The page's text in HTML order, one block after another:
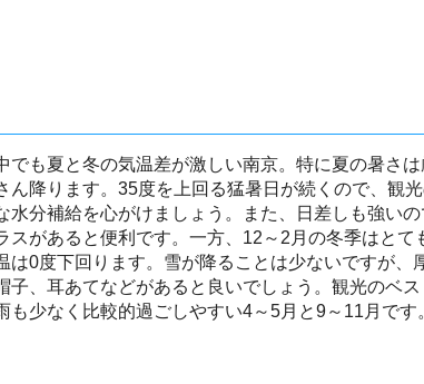
でも夏と冬の気温差が激しい南京。特に夏の暑さ
ん降ります。35度を上回る猛暑日が続くので、観
水分補給を心がけましょう。また、日差しも強い
スがあると便利です。一方、12～2月の冬季はとて
は0度下回ります。雪が降ることは少ないですが、
子、耳あてなどがあると良いでしょう。観光のベ
も少なく比較的過ごしやすい4～5月と9～11月です